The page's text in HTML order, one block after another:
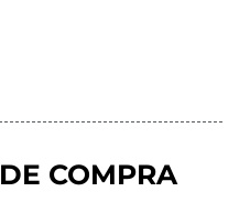
DE COMPRA